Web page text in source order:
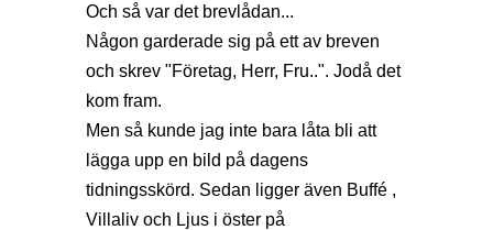
Och så var det brevlådan...
Någon garderade sig på ett av breven
och skrev "Företag, Herr, Fru..". Jodå det
kom fram.
Men så kunde jag inte bara låta bli att
lägga upp en bild på dagens
tidningsskörd. Sedan ligger även Buffé ,
Villaliv och Ljus i öster på